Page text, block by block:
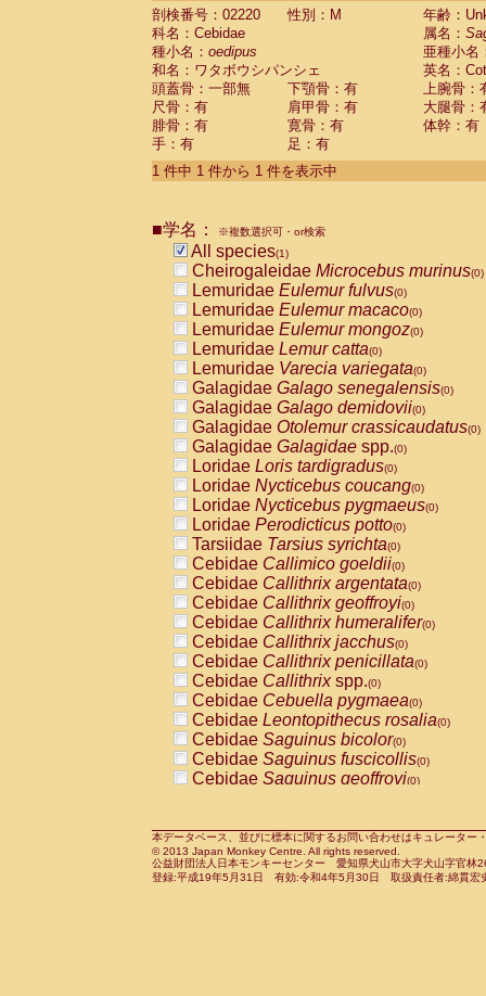
Cebidae Saguinus leucopus (0)
Cebidae
Cebidae
CebidaeSaguinus nigricollis (0)
Cebidae Saguinus oedipus
Cebidae Saguinus weddelli
Cebidae Saguinusspp.
Cebidae Aotus trivirgatus
Cebidae Cebus albifrons
CebidaeCebus nigrivittatus
CebidaeCebus
CebidaeSaimiri boliviensis(0)
CebidaeSaimiri sciureus(0)
AtelidaeAlouatta caraya(0)
AtelidaeAlouatta fusca(0)
AtelidaeAlouatta seniculus
AtelidaeAlouattaspp.(0)
AtelidaeAteles belzebuth(0)
AtelidaeAteles geoffroyi(0)
AtelidaeAteles paniscus(0)
AtelidaeAtelesspp.(0)
Atelidae Lagothrix lagothricha
AtelidaeLagothrix lagothricha cana
PitheciidaeCacajao calvus
PitheciidaeCallicebus cupreus
PitheciidaeCallicebus donacophilus
PitheciidaeCallicebus moloch
PitheciidaeCallicebus torquatus
PitheciidaeCallicebusspp.(0)
PitheciidaeChiropotes satanas(0)
PitheciidaePithecia monachus
PitheciidaePithecia pithecia(0)
CercopithecidaeCercocebus agilis
CercopithecidaeCercocebus
CercopithecidaeCercocebus
CercopithecidaeCercocebus
CercopithecidaeCercocebus
CercopithecidaeCercocebushybrid
CercopithecidaePapio anubis(0)
CercopithecidaePapio cynocephalus
CercopithecidaePapio hamadryas(0)
剖検番号：02220
性別：M
年齢：
科名：Cebidae
属名：
種小名： oedipus
亜種小名
和名：ワタボウシパンシェ
英名：
頭蓋骨：一部無
下顎骨：有
上腕骨：
尺骨：有
肩甲骨：有
大腿骨：
腓骨：有
寛骨：有
体幹：有
手：有
足：有
1 件中 1 件から 1 件を表示中
■学名： ※複数選択可・or検索
All species(1)
Cheirogaleidae Microcebus murinus(0)
Lemuridae Eulemur fulvus(0)
Lemuridae Eulemur macaco(0)
Lemuridae Eulemur mongoz(0)
Lemuridae Lemur catta(0)
Lemuridae Varecia variegata(0)
Galagidae Galago senegalensis(0)
Galagidae Galago demidovii(0)
Galagidae Otolemur crassicaudatus(0)
Galagidae Galagidae spp.(0)
Loridae Loris tardigradus(0)
Loridae Nycticebus coucang(0)
Loridae Nycticebus pygmaeus(0)
Loridae Perodicticus potto(0)
Tarsiidae Tarsius syrichta(0)
Cebidae Callimico goeldii(0)
Cebidae Callithrix argentata(0)
Cebidae Callithrix geoffroyi(0)
Cebidae Callithrix humeralifer(0)
Cebidae Callithrix jacchus(0)
Cebidae Callithrix penicillata(0)
Cebidae Callithrixspp.(0)
Cebidae Cebuella pygmaea(0)
Cebidae Leontopithecus rosalia(0)
Cebidae Saguinus bicolor(0)
Cebidae Saguinus fuscicollis(0)
Cebidae Saguinus geoffroyi(0)
CebidaeSaguinus leucopus(0)
CebidaeSaguinus midas(0)
Cebidae Saguinus mystax(0)
本データベース、並びに標本に関するお問い合わせはキュレータ
© 2013 Japan Monkey Centre. All rights reserved.
公益財団法人日本モンキーセンター 愛知県犬山市大字犬山字官
登録:平成19年5月31日 有効:令和4年5月30日 取扱責任者:綿貫宏